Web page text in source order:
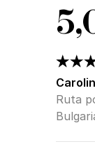
Ruta